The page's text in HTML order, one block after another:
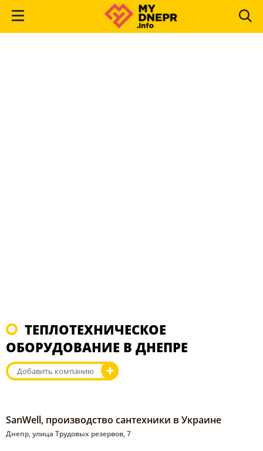
ТЕПЛОТЕХНИЧЕСКОЕ
ОБОРУДОВАНИЕ В ДНЕПРЕ
Добавить компанию
SanWell, производство сантехники в Украине
Днепр, улица Трудовых резервов, 7